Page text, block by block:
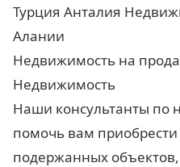
Турция Анталия
Алании
Недвижимость на
Недвижимость
Наши консультанты по
помочь вам приобрести
подержанных